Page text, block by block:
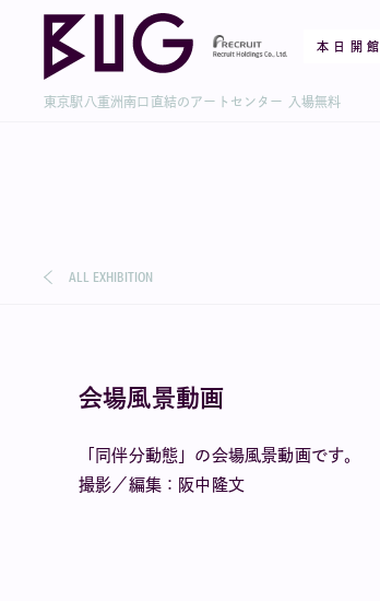
本 日 開 館
東京駅八重洲南口直結のアートセンター 入場無料
ALL EXHIBITION
会場風景動画
「同伴分動態」の会場風景動画です。
撮影／編集：阪中隆文